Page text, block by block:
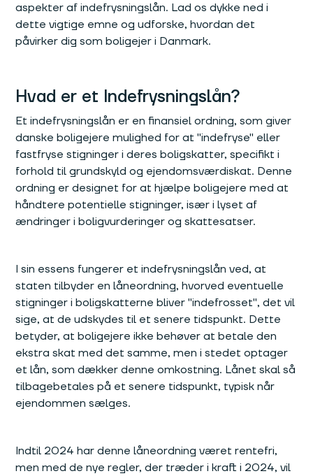
aspekter af indefrysningslån. Lad os dykke ned i
dette vigtige emne og udforske, hvordan det
påvirker dig som boligejer i Danmark.
Hvad er et Indefrysningslån?
Et indefrysningslån er en finansiel ordning, som giver
danske boligejere mulighed for at "indefryse" eller
fastfryse stigninger i deres boligskatter, specifikt i
forhold til grundskyld og ejendomsværdiskat. Denne
ordning er designet for at hjælpe boligejere med at
håndtere potentielle stigninger, især i lyset af
ændringer i boligvurderinger og skattesatser.
I sin essens fungerer et indefrysningslån ved, at
staten tilbyder en låneordning, hvorved eventuelle
stigninger i boligskatterne bliver "indefrosset", det vil
sige, at de udskydes til et senere tidspunkt. Dette
betyder, at boligejere ikke behøver at betale den
ekstra skat med det samme, men i stedet optager
et lån, som dækker denne omkostning. Lånet skal så
tilbagebetales på et senere tidspunkt, typisk når
ejendommen sælges.
Indtil 2024 har denne låneordning været rentefri,
men med de nye regler, der træder i kraft i 2024, vil